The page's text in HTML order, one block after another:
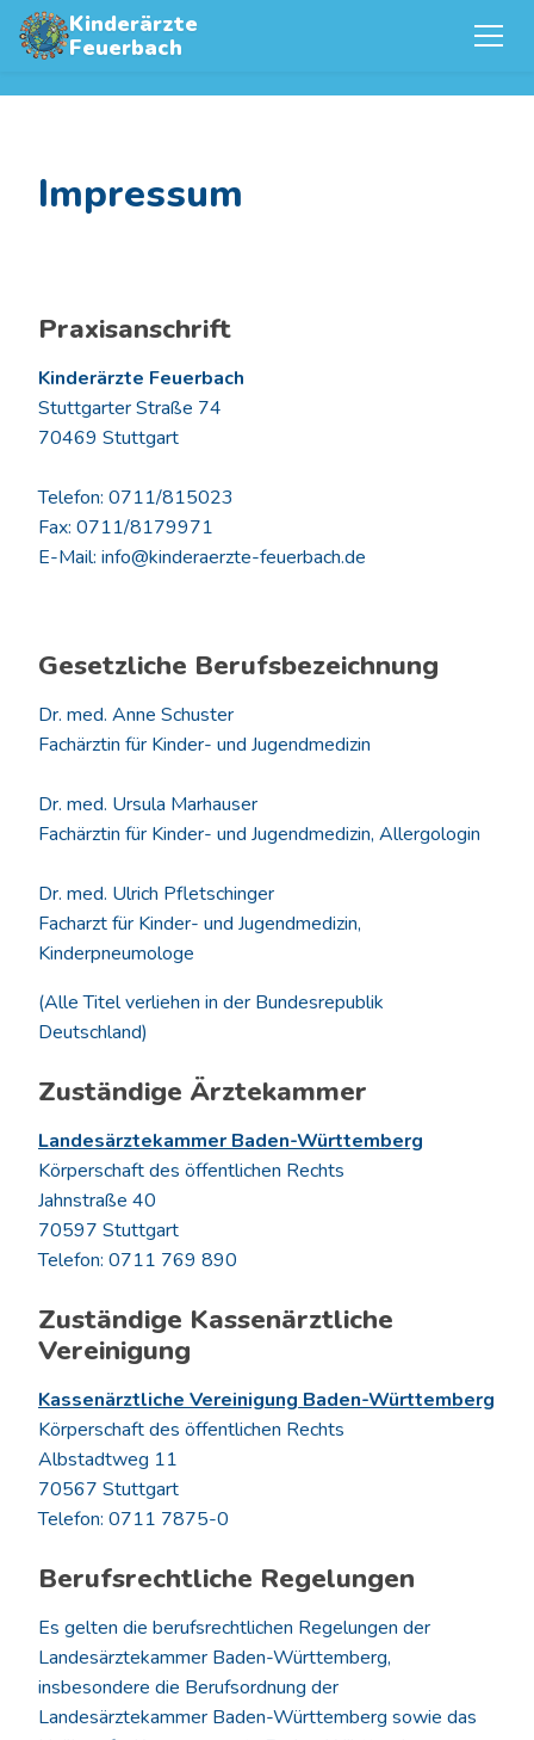
Kinderärzte
Feuerbach
Impressum
Praxisanschrift
Kinderärzte Feuerbach
Stuttgarter Straße 74
70469 Stuttgart
Telefon: 0711/815023
Fax: 0711/8179971
E-Mail: info@kinderaerzte-feuerbach.de
Gesetzliche Berufsbezeichnung
Dr. med. Anne Schuster
Fachärztin für Kinder- und Jugendmedizin
Dr. med. Ursula Marhauser
Fachärztin für Kinder- und Jugendmedizin, Allergologin
Dr. med. Ulrich Pfletschinger
Facharzt für Kinder- und Jugendmedizin,
Kinderpneumologe
(Alle Titel verliehen in der Bundesrepublik
Deutschland)
Zuständige Ärztekammer
Landesärztekammer Baden-Württemberg
Körperschaft des öffentlichen Rechts
Jahnstraße 40
70597 Stuttgart
Telefon: 0711 769 890
Zuständige Kassenärztliche
Vereinigung
Kassenärztliche Vereinigung Baden-Württemberg
Körperschaft des öffentlichen Rechts
Albstadtweg 11
70567 Stuttgart
Telefon: 0711 7875-0
Berufsrechtliche Regelungen
Es gelten die berufsrechtlichen Regelungen der
Landesärztekammer Baden-Württemberg,
insbesondere die Berufsordnung der
Landesärztekammer Baden-Württemberg sowie das